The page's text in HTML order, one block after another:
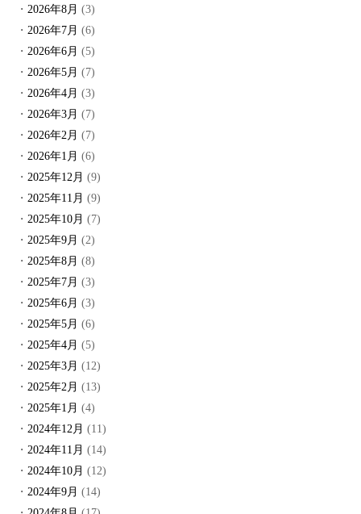
2026年8月 (3)
2026年7月 (6)
2026年6月 (5)
2026年5月 (7)
2026年4月 (3)
2026年3月 (7)
2026年2月 (7)
2026年1月 (6)
2025年12月 (9)
2025年11月 (9)
2025年10月 (7)
2025年9月 (2)
2025年8月 (8)
2025年7月 (3)
2025年6月 (3)
2025年5月 (6)
2025年4月 (5)
2025年3月 (12)
2025年2月 (13)
2025年1月 (4)
2024年12月 (11)
2024年11月 (14)
2024年10月 (12)
2024年9月 (14)